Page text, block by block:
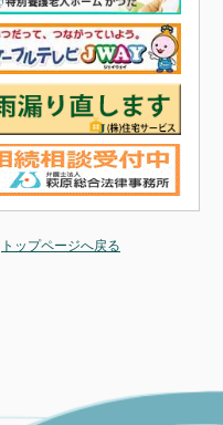
トップページへ戻る